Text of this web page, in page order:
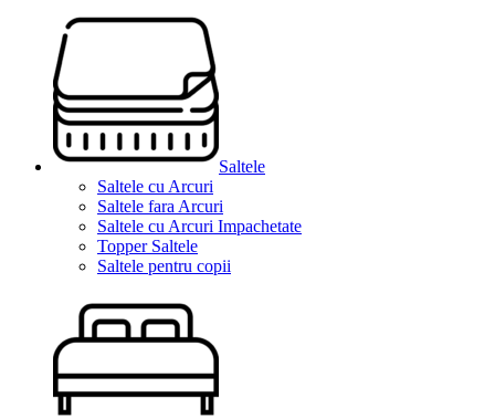
Saltele
Saltele cu Arcuri
Saltele fara Arcuri
Saltele cu Arcuri Impachetate
Topper Saltele
Saltele pentru copii